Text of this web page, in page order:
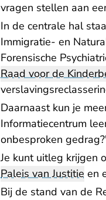
vragen stellen aan
In de centrale hal
Immigratie- en
Forensische
Raad voor de
Daarnaast kun je
Informatiecentrum
onbesproken gedrag?'
Je kunt uitleg krijgen
Paleis van Justitie en
Bij de stand van de